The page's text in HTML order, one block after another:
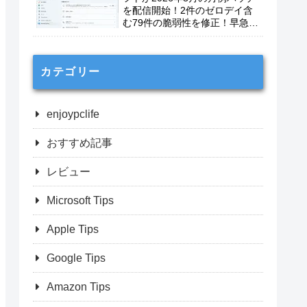
を配信開始！2件のゼロデイ含
む79件の脆弱性を修正！早急に
カテゴリー
enjoypclife
おすすめ記事
レビュー
Microsoft Tips
Apple Tips
Google Tips
Amazon Tips